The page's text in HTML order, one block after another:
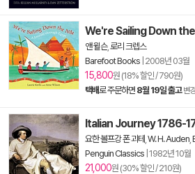
We're Sailing Down
앤 윌슨, 로리 크렙스
Barefoot Books 2008년 03월
15,800원 (18% 할인 / 790원)
택배로 주문하면 8월 19일 출고 변경
Italian Journey 1786-
요한 볼프강 폰 괴테 W. H. Auden
Penguin Classics 1982년 10월
21,000원 (30% 할인 / 210원)